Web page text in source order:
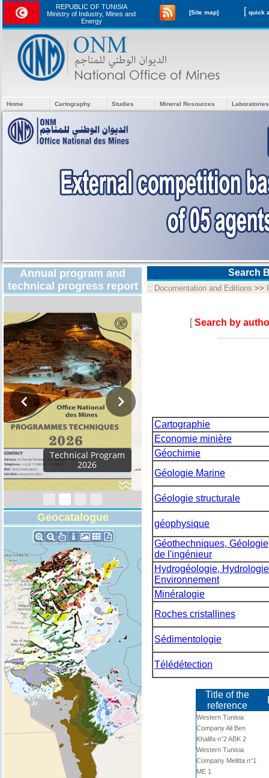
REPUBLIC OF TUNISIA
Ministry of Industry, Mines and
Energy
[Site map] [
Home Cartography Studies Mineral Resources
Annual program and
technical progress report
Activity Report 2024
Geocatalogue
Search
:: Documentation and Editions >>
[Search by
Cartographie
Economie minière
Géochimie
Géologie Marine
Géologie structurale
géophysique
Géothechniques, Géologie
de l'ingénieur
Hydrogéologie,
Environnement
Minéralogie
Roches cristallines
Sédimentologie
Télédétection
Title of the
reference
Western Tunisia
Company Ali Ben
Khalifa n°2 ABK 2
Western Tunisia
Company Melitta n°1
ME 1